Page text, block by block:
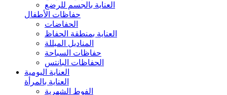
العناية بالجسم للرضع
حفاظات الأطفال
الحفاضات
العناية بمنطقة الحفاظ
المناديل المبللة
حفاظات السباحة
الحفاظات البانتس
العناية اليومية
العناية بالمرأة
الفوط الشهرية